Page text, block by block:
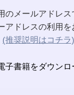
のメールアドレス
アドレスの利用を
(推奨説明はコチラ)